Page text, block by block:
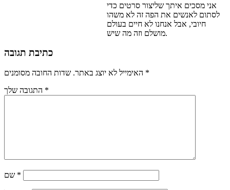
אני מסכים איתך שליצור סרטים כדי
לסתום לאנשים את הפה זה לא משהו
חיובי, אבל אנחנו לא חיים בעולם
מושלם וזה מה שיש.
כתיבת תגובה
האימייל לא יוצג באתר. *
*
*